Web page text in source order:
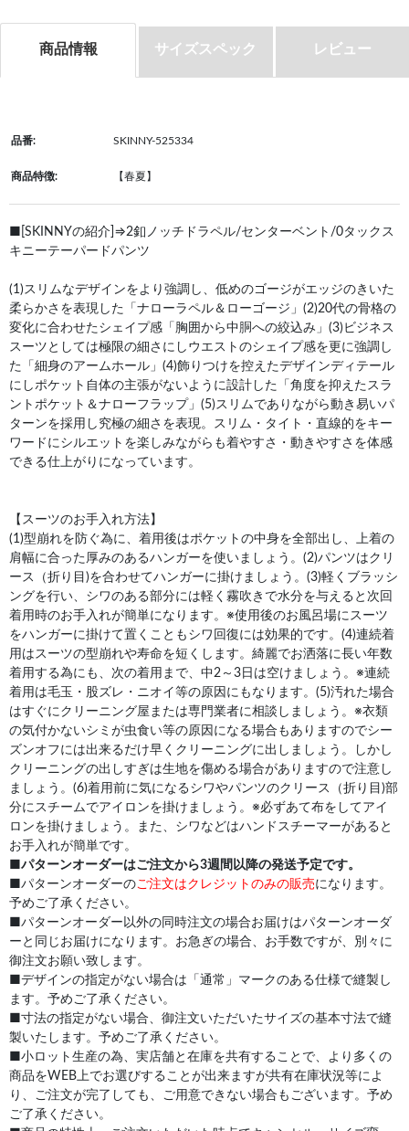
商品情報 サイズスペック レビュー
品番: SKINNY-525334
商品特徴: 【春夏】
■[SKINNYの紹介]⇒2釦ノッチドラペル/センターベント/0タックス
キニーテーパードパンツ
(1)スリムなデザインをより強調し、低めのゴージがエッジのきいた
柔らかさを表現した「ナローラペル＆ローゴージ」(2)20代の骨格の
変化に合わせたシェイプ感「胸囲から中胴への絞込み」(3)ビジネス
スーツとしては極限の細さにしウエストのシェイプ感を更に強調し
た「細身のアームホール」(4)飾りつけを控えたデザインディテール
にしポケット自体の主張がないように設計した「角度を抑えたスラ
ントポケット＆ナローフラップ」(5)スリムでありながら動き易いパ
ターンを採用し究極の細さを表現。スリム・タイト・直線的をキー
ワードにシルエットを楽しみながらも着やすさ・動きやすさを体感
できる仕上がりになっています。
【スーツのお手入れ方法】
(1)型崩れを防ぐ為に、着用後はポケットの中身を全部出し、上着の
肩幅に合った厚みのあるハンガーを使いましょう。(2)パンツはクリ
ース（折り目)を合わせてハンガーに掛けましょう。(3)軽くブラッシ
ングを行い、シワのある部分には軽く霧吹きで水分を与えると次回
着用時のお手入れが簡単になります。※使用後のお風呂場にスーツ
をハンガーに掛けて置くこともシワ回復には効果的です。(4)連続着
用はスーツの型崩れや寿命を短くします。綺麗でお洒落に長い年数
着用する為にも、次の着用まで、中2～3日は空けましょう。※連続
着用は毛玉・股ズレ・ニオイ等の原因にもなります。(5)汚れた場合
はすぐにクリーニング屋または専門業者に相談しましょう。※衣類
の気付かないシミが虫食い等の原因になる場合もありますのでシー
ズンオフには出来るだけ早くクリーニングに出しましょう。しかし
クリーニングの出しすぎは生地を傷める場合がありますので注意し
ましょう。(6)着用前に気になるシワやパンツのクリース（折り目)部
分にスチームでアイロンを掛けましょう。※必ずあて布をしてアイ
ロンを掛けましょう。また、シワなどはハンドスチーマーがあると
お手入れが簡単です。
パターンオーダーはご注文から3週間以降の発送予定です。
■パターンオーダーのご注文はクレジットのみの販売になります。
予めご了承ください。
■パターンオーダー以外の同時注文の場合お届けはパターンオーダ
ーと同じお届けになります。お急ぎの場合、お手数ですが、別々に
御注文お願い致します。
■デザインの指定がない場合は「通常」マークのある仕様で縫製し
ます。予めご了承ください。
■寸法の指定がない場合、御注文いただいたサイズの基本寸法で縫
製いたします。予めご了承ください。
■小ロット生産の為、実店舗と在庫を共有することで、より多くの
商品をWEB上でお選びすることが出来ますが共有在庫状況等によ
り、ご注文が完了しても、ご用意できない場合もございます。予め
ご了承ください。